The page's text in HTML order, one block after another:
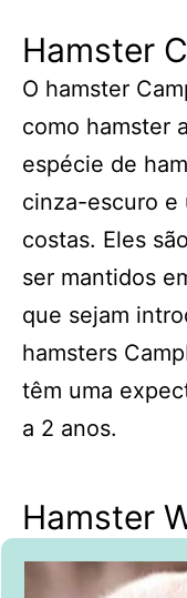
Hamster
O hamster
como hamster
espécie de
cinza-escuro e
costas. Eles
ser mantidos
que sejam
hamsters
têm uma
a 2 anos.
Hamster